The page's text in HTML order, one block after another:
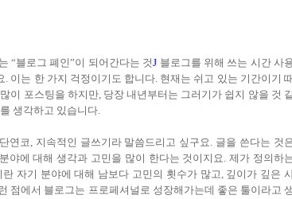
“블로그 폐인”이 되어간다는 것J 블로그를 위해 쓰는 시간 사
. 이는 한 가지 걱정이기도 합니다. 현재는 쉬고 있는 기간이기 때
이 포스팅을 하지만, 당장 내년부터는 그러기가 쉽지 않을 것
생각하고 있습니다.
연코, 지속적인 글쓰기라 말씀드리고 싶구요. 글을 쓴다는 것
야에 대해 생각과 고민을 많이 한다는 것이지요. 제가 정의하
란 자기 분야에 대해 남보다 고민의 횟수가 많고, 깊이가 깊은
점에서 블로그는 프로페셔널로 성장해가는데 좋은 툴이라고 생